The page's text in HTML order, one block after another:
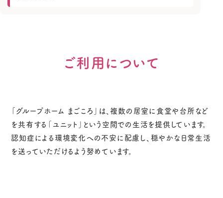
高度医療機器による各種検査ご利用について
「グループホーム まごころ」は、複数の居室に食堂や台所など
を共有する「ユニット」という空間での生活を提供しています。
認知症による環境変化への不安に配慮し、穏やかな日常生活
を送っていただけるよう努めています。